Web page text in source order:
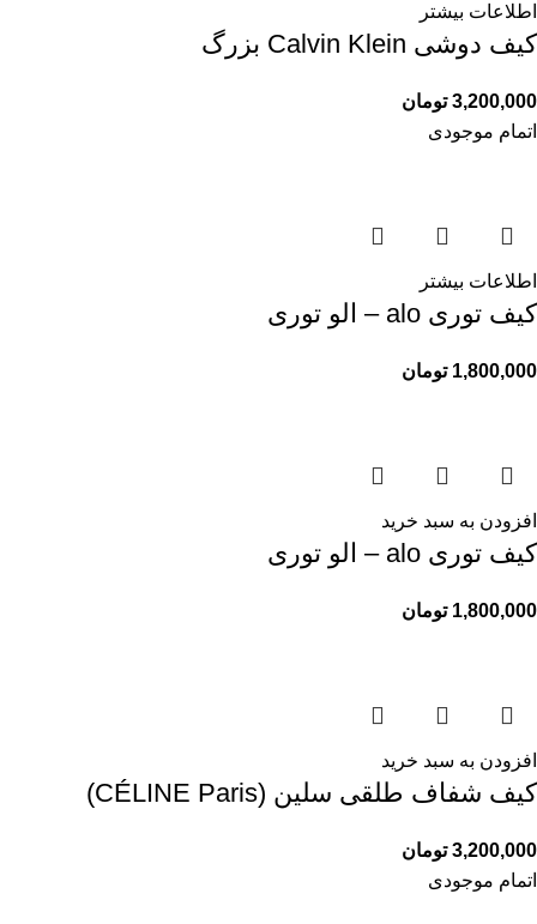
اطلاعات بیشتر
کیف دوشی Calvin Klein بزرگ
3,200,000 تومان
اتمام موجودی
اطلاعات بیشتر
کیف توری alo – الو توری
1,800,000 تومان
افزودن به سبد خرید
کیف توری alo – الو توری
1,800,000 تومان
افزودن به سبد خرید
کیف شفاف طلقی سلین (CÉLINE Paris)
3,200,000 تومان
اتمام موجودی